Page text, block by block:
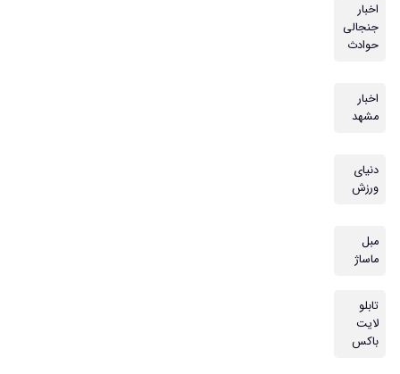
اخبار
جنجالی
حوادث
اخبار
مشهد
دنیای
ورزش
مبل
ماساژ
تابلو
لایت
باکس